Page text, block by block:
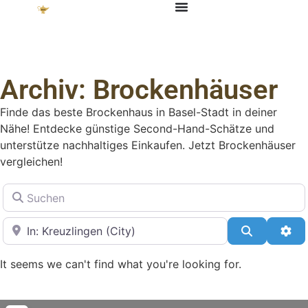
Archiv: Brockenhäuser
Finde das beste Brockenhaus in Basel-Stadt in deiner
Nähe! Entdecke günstige Second-Hand-Schätze und
unterstütze nachhaltiges Einkaufen. Jetzt Brockenhäuser
vergleichen!
Suchen
in der Nähe
Suchen
It seems we can't find what you're looking for.